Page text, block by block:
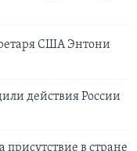
США Энтони
действия России
в стране